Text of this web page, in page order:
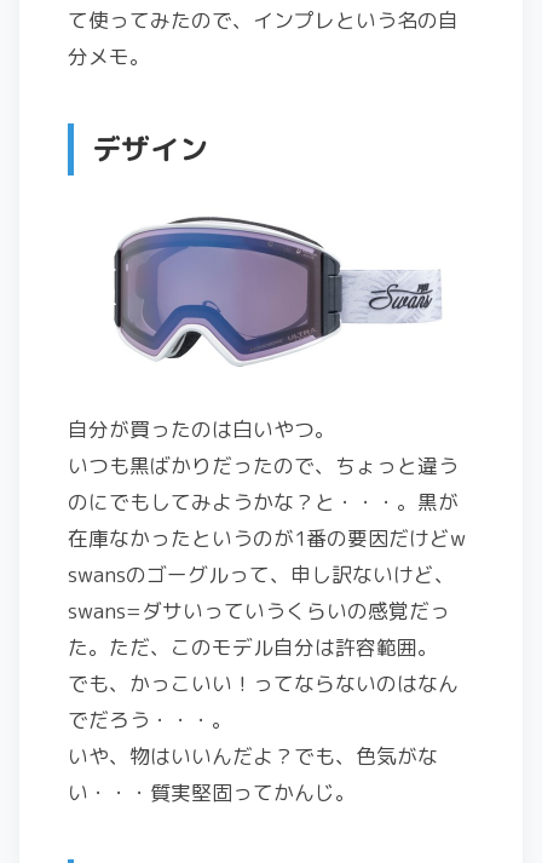
て使ってみたので、インプレという名の自
分メモ。
デザイン
自分が買ったのは白いやつ。
いつも黒ばかりだったので、ちょっと違う
のにでもしてみようかな？と・・・。黒が
在庫なかったというのが1番の要因だけどw
swansのゴーグルって、申し訳ないけど、
swans=ダサいっていうくらいの感覚だっ
た。ただ、このモデル自分は許容範囲。
でも、かっこいい！ってならないのはなん
でだろう・・・。
いや、物はいいんだよ？でも、色気がな
い・・・質実堅固ってかんじ。